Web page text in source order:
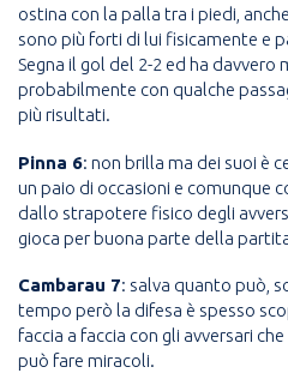
ostina con la palla tra i piedi,
sono più forti di lui fisicamente e
Segna il gol del 2-2 ed ha
probabilmente con qualche
più risultati.
Pinna 6: non brilla ma dei suoi è
un paio di occasioni e comunque
dallo strapotere fisico degli
gioca per buona parte della
Cambarau 7: salva quanto può,
tempo però la difesa è spesso
faccia a faccia con gli avversari
può fare miracoli.